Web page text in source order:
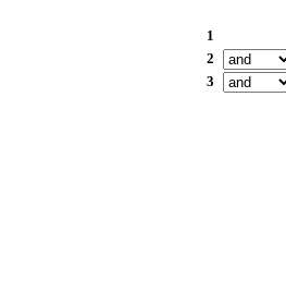
1
2
3